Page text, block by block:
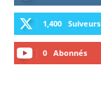
1,400 Suiveurs
0 Abonnés